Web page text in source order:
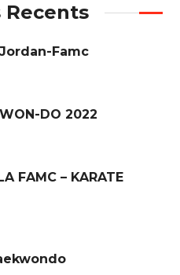
Recents
Famc
DO 2022
FAMC – KARATE